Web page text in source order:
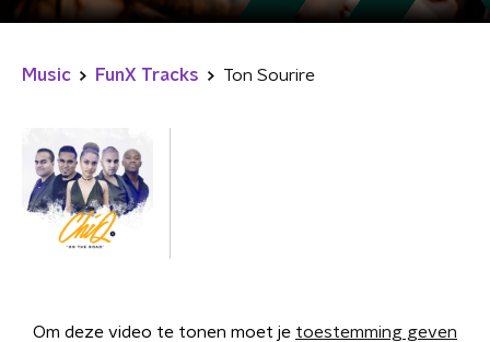
Music FunX Tracks Ton Sourire
Om deze video te tonen moet je toestemming geven